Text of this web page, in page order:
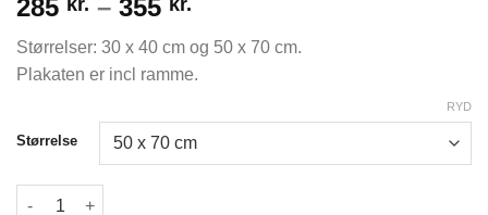
285 – 355
til
355 kr.
Størrelser: 30 x 40 cm og 50 x 70 cm.
Plakaten er incl ramme.
Størrelse
RYD
Wake up blessing antal